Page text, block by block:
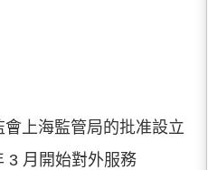
上海監管局的批准設立
3 月開始對外服務